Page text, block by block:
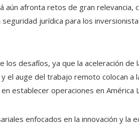
afronta retos de gran relevancia,
jurídica para los
los desafíos, ya que la aceleración de
el auge del trabajo remoto colocan a
establecer operaciones en América
enfocados en la innovación y la